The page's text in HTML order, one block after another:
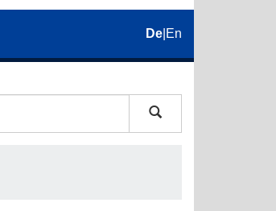
De En